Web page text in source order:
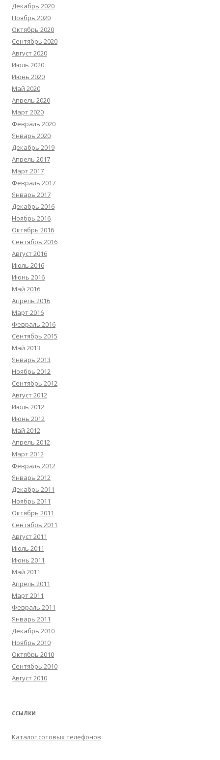
Декабрь 2020
Ноябрь 2020
Октябрь 2020
Сентябрь 2020
Август 2020
Июль 2020
Июнь 2020
Май 2020
Апрель 2020
Март 2020
Февраль 2020
Январь 2020
Декабрь 2019
Апрель 2017
Март 2017
Февраль 2017
Январь 2017
Декабрь 2016
Ноябрь 2016
Октябрь 2016
Сентябрь 2016
Август 2016
Июль 2016
Июнь 2016
Май 2016
Апрель 2016
Март 2016
Февраль 2016
Сентябрь 2015
Май 2013
Январь 2013
Ноябрь 2012
Сентябрь 2012
Август 2012
Июль 2012
Июнь 2012
Май 2012
Апрель 2012
Март 2012
Февраль 2012
Январь 2012
Декабрь 2011
Ноябрь 2011
Октябрь 2011
Сентябрь 2011
Август 2011
Июль 2011
Июнь 2011
Май 2011
Апрель 2011
Март 2011
Февраль 2011
Январь 2011
Декабрь 2010
Ноябрь 2010
Октябрь 2010
Сентябрь 2010
Август 2010
ССЫЛКИ
Каталог сотовых телефонов